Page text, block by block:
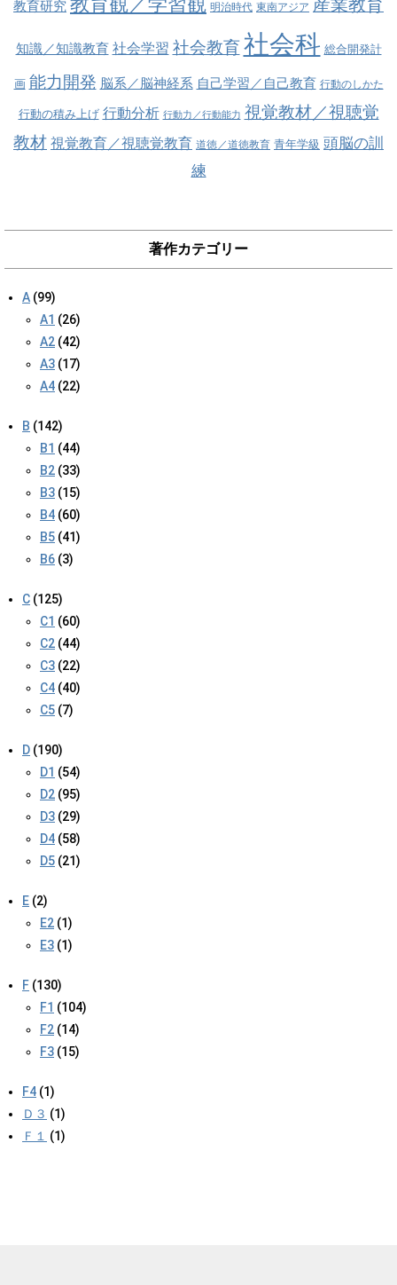
教育研究 明治時代 東南アジア 産業教育
知識／知識教育 社会学習 社会教育社会科 総合開発計
画 能力開発 脳系／脳神経系 自己学習／自己教育 行動のしかた
行動の積み上げ 行動分析 行動力／行動能力 視覚教材／視聴覚
教材 視覚教育／視聴覚教育 道徳／道徳教育 青年学級 頭脳の訓
練
著作カテゴリー
A (99)
A1 (26)
A2 (42)
A3 (17)
A4 (22)
B (142)
B1 (44)
B2 (33)
B3 (15)
B4 (60)
B5 (41)
B6 (3)
C (125)
C1 (60)
C2 (44)
C3 (22)
C4 (40)
C5 (7)
D (190)
D1 (54)
D2 (95)
D3 (29)
D4 (58)
D5 (21)
E (2)
E2 (1)
E3 (1)
F (130)
F1 (104)
F2 (14)
F3 (15)
F4 (1)
Ｄ３ (1)
Ｆ１
(1)